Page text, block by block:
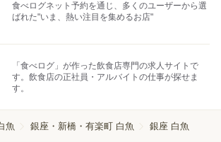
食べログネット予約を通じ、多くのユーザーから選
ばれた"いま、熱い注目を集めるお店"
「食べログ」が作った飲食店専門の求人サイトで
す。飲食店の正社員・アルバイトの仕事が探せま
す。
魚 銀座・新橋・有楽町 白魚 銀座 白魚